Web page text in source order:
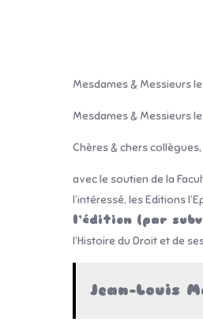
Mesdames & Messieurs
Mesdames & Messieurs
Chères & chers collègues,
avec le soutien de la
l’intéressé, les Editions
l’édition (par
l’Histoire du Droit et de
Jean-Louis